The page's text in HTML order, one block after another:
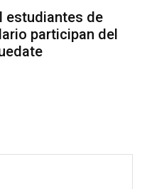
estudiantes de
participan del